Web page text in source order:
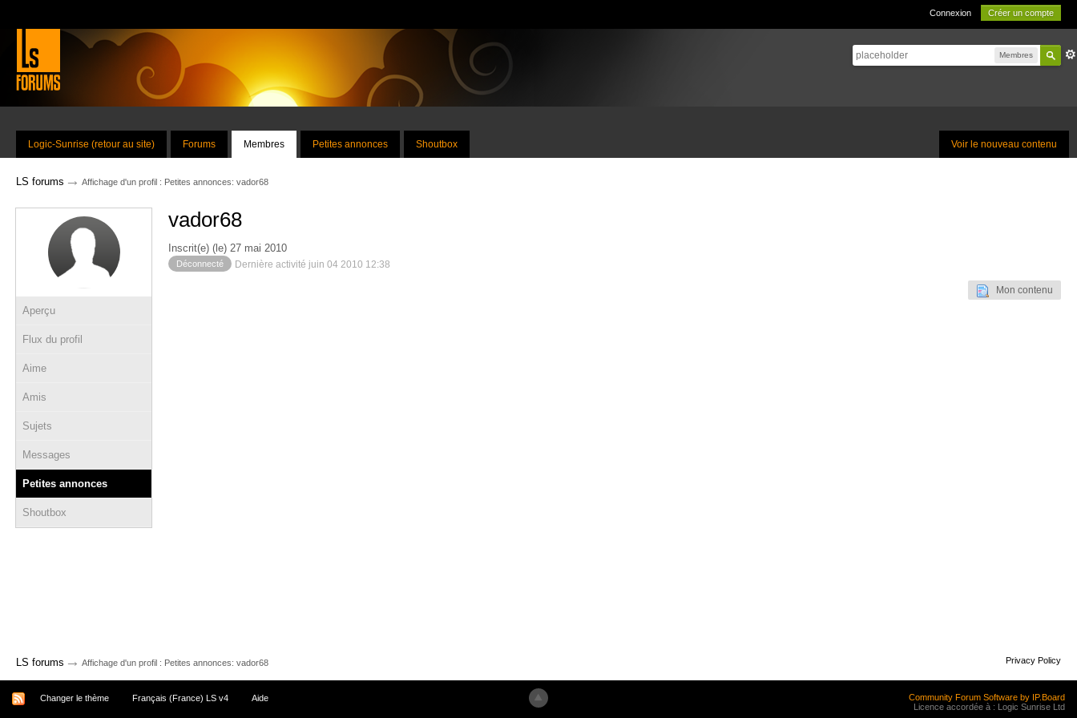
Connexion Créer un compte
Membres
Voir le nouveau contenu
Logic-Sunrise (retour au site) Forums Membres Petites annonces Shoutbox
LS forums → Affichage d'un profil : Petites annonces: vador68
Aperçu
Flux du profil
Aime
Amis
Sujets
Messages
Petites annonces
Shoutbox
vador68
Inscrit(e) (le) 27 mai 2010
Déconnecté Dernière activité juin 04 2010 12:38
Mon contenu
LS forums → Affichage d'un profil : Petites annonces: vador68 Privacy Policy
Changer le thème Français (France) LS v4 Aide
Community Forum Software by IP.Board
Licence accordée à : Logic Sunrise Ltd